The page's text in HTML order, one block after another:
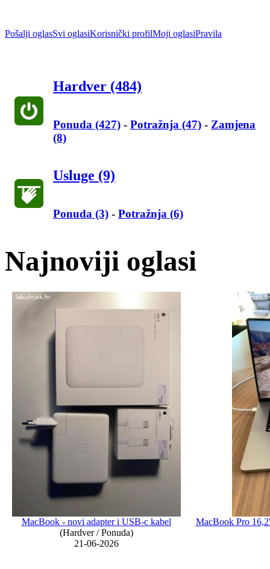
Pošalji oglasSvi oglasiKorisnički profilMoji oglasiPravila
Hardver (484)
Ponuda (427) - Potražnja (47) - Zamjena
(8)
Usluge (9)
Ponuda (3) - Potražnja (6)
Najnoviji oglasi
MacBook - novi adapter i USB-c kabel
(Hardver / Ponuda)
21-06-2026
MacBook Pro